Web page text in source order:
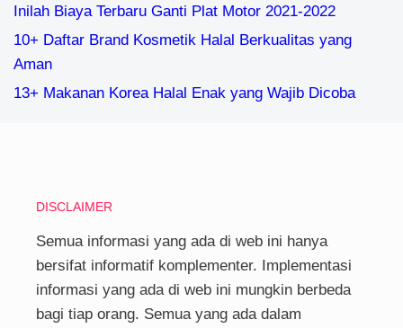
Inilah Biaya Terbaru Ganti Plat Motor 2021-2022
10+ Daftar Brand Kosmetik Halal Berkualitas yang
Aman
13+ Makanan Korea Halal Enak yang Wajib Dicoba
DISCLAIMER
Semua informasi yang ada di web ini hanya
bersifat informatif komplementer. Implementasi
informasi yang ada di web ini mungkin berbeda
bagi tiap orang. Semua yang ada dalam